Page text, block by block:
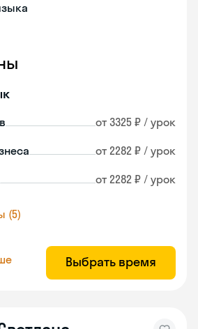
от 3325 ₽ / урок
от 2282 ₽ / урок
от 2282 ₽ / урок
(5)
Выбрать время